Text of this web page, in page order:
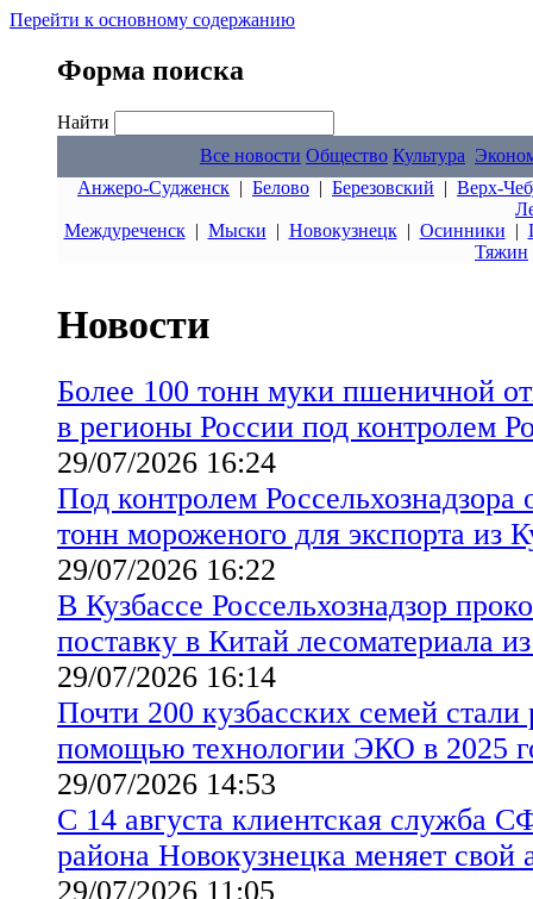
Перейти к основному содержанию
Форма поиска
Найти
Все новости Общество Культура
Анжеро-Судженск | Белово | Березовский | Верх-
Междуреченск| Мыски | Новокузнецк| Осинники |
Тяжин
Новости
Более 100 тонн муки пшеничной
в регионы России под контролем
29/07/2026 16:24
Под контролем Россельхознадзора
тонн мороженого для экспорта из
29/07/2026 16:22
В Кузбассе Россельхознадзор
поставку в Китай лесоматериала
29/07/2026 16:14
Почти 200 кузбасских семей стали
помощью технологии ЭКО в 2025
29/07/2026 14:53
С 14 августа клиентская служба
района Новокузнецка меняет свой
29/07/2026 11:05